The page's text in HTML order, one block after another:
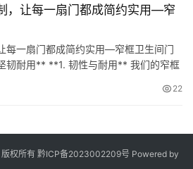
衛生間面積太小的話，就可以參考一下
，让每一扇门都成简约实用—窄
每一扇门都成简约实用—窄框卫生间门
耐用** **1. 韧性与耐用** 我们的窄框
还是在潮湿环境中，都能保持其原有形
22
权所有 黔ICP备2023002209号 Powered by